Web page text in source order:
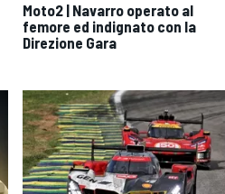
Moto2 | Navarro operato al
femore ed indignato con la
Direzione Gara